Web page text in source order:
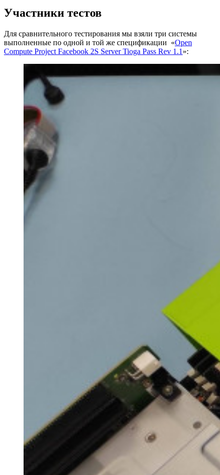
Участники тестов
Для сравнительного тестирования мы взяли три системы
выполненные по одной и той же спецификации «Open
Compute Project Facebook 2S Server Tioga Pass Rev 1.1 »: